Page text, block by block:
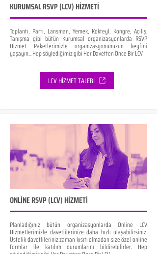
KURUMSAL RSVP (LCV) HİZMETİ
Toplantı, Parti, Lansman, Yemek, Kokteyl, Kongre, Açılış,
Tanışma gibi bütün Kurumsal organizasyonlarda RSVP
Hizmet Paketlerimizle organizasyonunuzun keyfini
yaşayın... Hep söylediğimiz gibi Her Davetten Önce Bir LCV
LCV HİZMET TALEBİ
ONLİNE RSVP (LCV) HİZMETİ
Planladığınız bütün organizasyonlarda Online LCV
Hizmetlerimizle davetlilerinize daha hızlı ulaşabilirsiniz.
Üstelik davetlileriniz zaman kısıtı olmadan size özel online
formlar ile katılım durumlarını bildirebilirler. Hep